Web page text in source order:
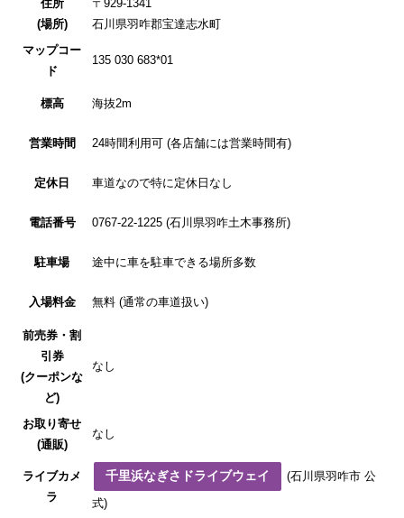
住所
(場所)
〒929-1341
石川県羽咋郡宝達志水町
マップコー
ド
135 030 683*01
標高 海抜2m
営業時間 24時間利用可 (各店舗には営業時間有)
定休日 車道なので特に定休日なし
電話番号 0767-22-1225 (石川県羽咋土木事務所)
駐車場 途中に車を駐車できる場所多数
入場料金 無料 (通常の車道扱い)
前売券・割
引券
(クーポンな
ど)
なし
お取り寄せ
(通販)
なし
ライブカメ
ラ
千里浜なぎさドライブウェイ
(石川県羽咋市 公
式)